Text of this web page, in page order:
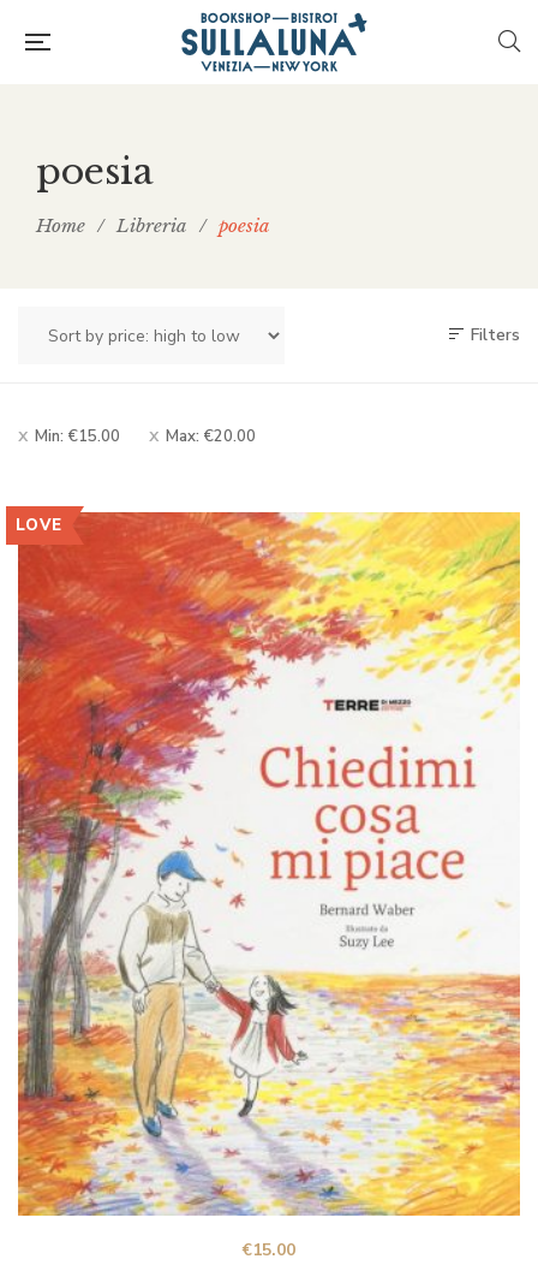
poesia
Home / Libreria / poesia
Filters
Min: €15.00 Max: €20.00
LOVE
€15.00